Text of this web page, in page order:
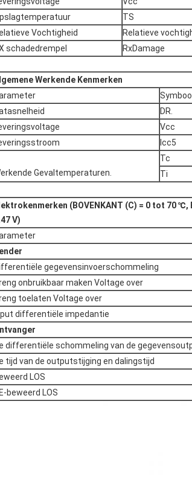
TS
Vochtigheid
Relatieve
schadedrempel
RxDamage
Werkende Kenmerken
Symbool
DR.
Vcc
Icc5
Gevaltemperaturen.
Tc
Ti
(BOVENKANT (C) = 0 tot 70
V)
gegevensinvoerschommeling
onbruikbaar maken Voltage over
toelaten Voltage over
differentiële impedantie
differentiële schommeling van de
tijd van de outputstijging en dalingstijd
LOS
beweerd LOS